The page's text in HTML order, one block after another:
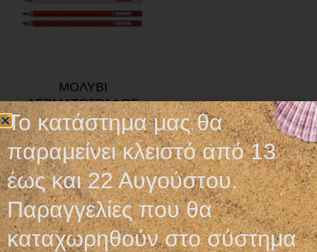
ΜΟΛΥΒΙ
ΔΕΡΜΑΤΟΓΡΑΦΟΣ
2,50€
Επιλογή
Το κατάστημα μας θα
παραμείνει κλειστό από 13
έως και 22 Αυγούστου.
Παραγγελίες που θα
καταχωρηθούν στο σύστημα